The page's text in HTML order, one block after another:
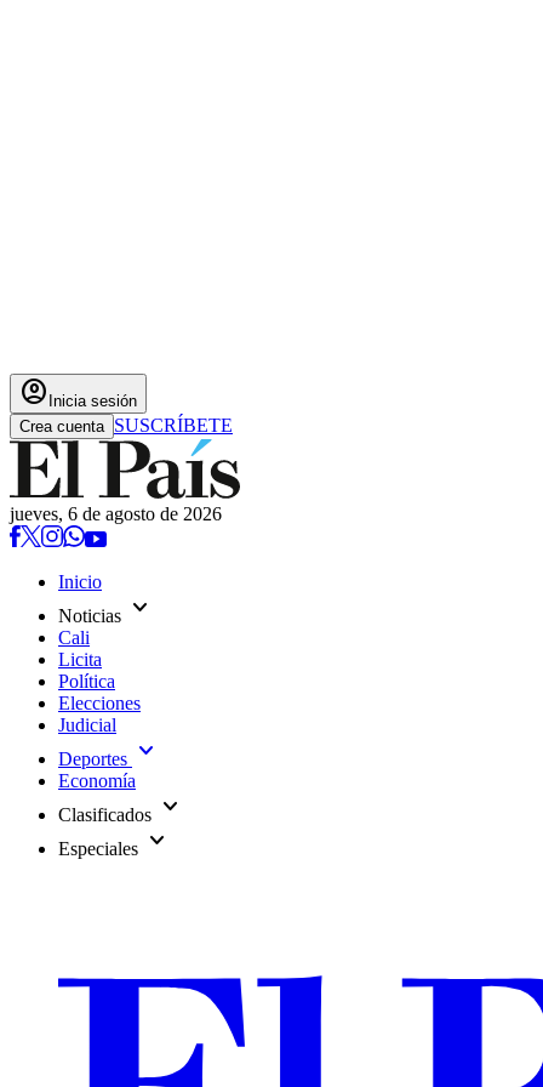
account_circle Inicia sesión
Crea cuenta SUSCRÍBETE
jueves, 6 de agosto de 2026
Inicio
Noticias expand_more
Cali
Licita
Política
Elecciones
Judicial
Deportes expand_more
Economía
Clasificados expand_more
Especiales expand_more